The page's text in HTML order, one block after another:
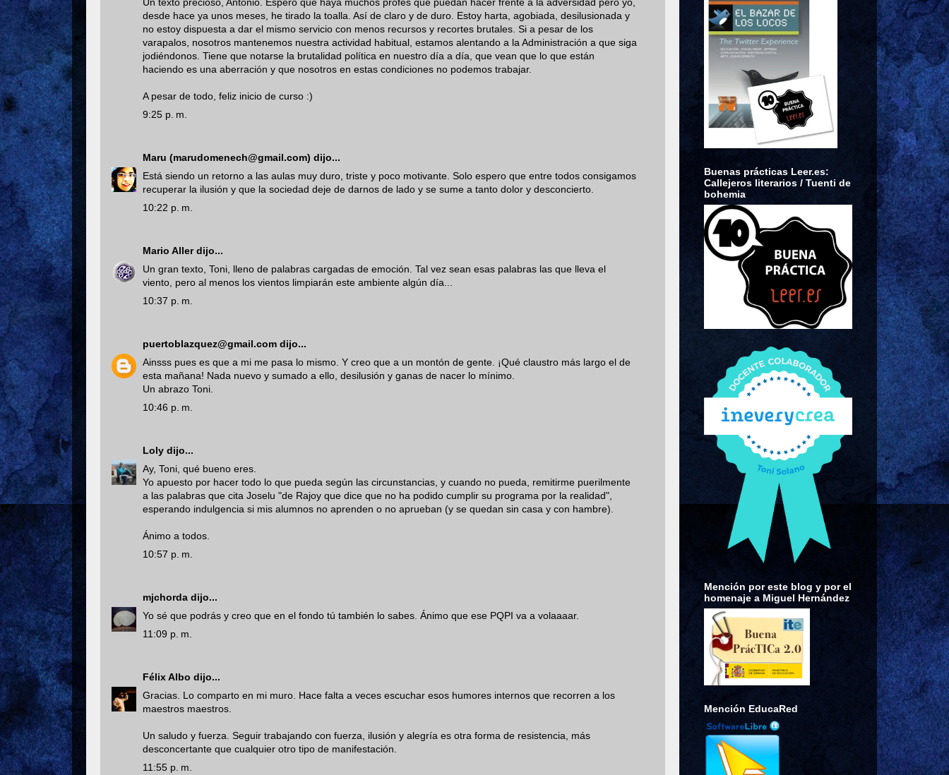
desde hace ya unos meses, he tirado la toalla. Así de claro y de duro. Estoy harta, agobiada, desilusionada y
no estoy dispuesta a dar el mismo servicio con menos recursos y recortes brutales. Si a pesar de los
varapalos, nosotros mantenemos nuestra actividad habitual, estamos alentando a la Administración a que siga
jodiéndonos. Tiene que notarse la brutalidad política en nuestro día a día, que vean que lo que están
haciendo es una aberración y que nosotros en estas condiciones no podemos trabajar.
A pesar de todo, feliz inicio de curso :)
9:25 p. m.
Maru (marudomenech@gmail.com) dijo...
Está siendo un retorno a las aulas muy duro, triste y poco motivante. Solo espero que entre todos consigamos
recuperar la ilusión y que la sociedad deje de darnos de lado y se sume a tanto dolor y desconcierto.
10:22 p. m.
Mario Allerdijo...
Un gran texto, Toni, lleno de palabras cargadas de emoción. Tal vez sean esas palabras las que lleva el
viento, pero al menos los vientos limpiarán este ambiente algún día...
10:37 p. m.
puertoblazquez@gmail.com dijo...
Ainsss pues es que a mi me pasa lo mismo. Y creo que a un montón de gente. ¡Qué claustro más largo el de
esta mañana! Nada nuevo y sumado a ello, desilusión y ganas de nacer lo mínimo.
Un abrazo Toni.
10:46 p. m.
Loly dijo...
Ay, Toni, qué bueno eres.
Yo apuesto por hacer todo lo que pueda según las circunstancias, y cuando no pueda, remitirme puerilmente
a las palabras que cita Joselu "de Rajoy que dice que no ha podido cumplir su programa por la realidad",
esperando indulgencia si mis alumnos no aprenden o no aprueban (y se quedan sin casa y con hambre).
Ánimo a todos.
10:57 p. m.
mjchorda dijo...
Yo sé que podrás y creo que en el fondo tú también lo sabes. Ánimo que ese PQPI va a volaaaar.
11:09 p. m.
Félix Albo dijo...
Gracias. Lo comparto en mi muro. Hace falta a veces escuchar esos humores internos que recorren a los
maestros maestros.
Un saludo y fuerza. Seguir trabajando con fuerza, ilusión y alegría es otra forma de resistencia, más
desconcertante que cualquier otro tipo de manifestación.
11:55 p. m.
Buenas prácticas Leer.es:
Callejeros literarios / Tuenti de
bohemia
Mención por este blog y por el
homenaje a Miguel Hernández
Mención EducaRed